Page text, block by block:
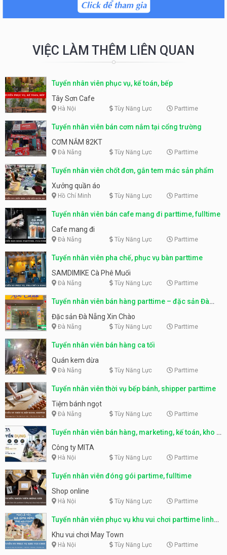
VIỆC LÀM THÊM LIÊN QUAN
Tuyển nhân viên phục vụ, kế toán, bếp
Tây Sơn Cafe
Hà Nội Tùy Năng Lực Parttime
Tuyển nhân viên bán cơm nắm tại cổng trường
CƠM NẮM 82KT
Đà Nẵng Tùy Năng Lực Parttime
Tuyển nhân viên chốt đơn, gắn tem mác sản phẩm
Xưởng quần áo
Hồ Chí Minh Tùy Năng Lực Parttime
Tuyển nhân viên bán cafe mang đi parttime, fulltime
Cafe mang đi
Đà Nẵng Tùy Năng Lực Parttime
Tuyển nhân viên pha chế, phục vụ bàn parttime
SAMDIMIKE Cà Phê Muối
Đà Nẵng Tùy Năng Lực Parttime
Tuyển nhân viên bán hàng parttime – đặc sản Đà
Nẵng
Đặc sản Đà Nẵng Xin Chào
Đà Nẵng Tùy Năng Lực Parttime
Tuyển nhân viên bán hàng ca tối
Quán kem dừa
Đà Nẵng Tùy Năng Lực Parttime
Tuyển nhân viên thời vụ bếp bánh, shipper parttime
Tiệm bánh ngọt
Đà Nẵng Tùy Năng Lực Parttime
Tuyển nhân viên bán hàng, marketing, kế toán, kho –
parttime, fulltime
Công ty MITA
Hà Nội Tùy Năng Lực Parttime
Tuyển nhân viên đóng gói partime, fulltime
Shop online
Hà Nội Tùy Năng Lực Parttime
Tuyển nhân viên phục vụ khu vui chơi parttime linh
động
Khu vui chơi May Town
Hà Nội Tùy Năng Lực Parttime